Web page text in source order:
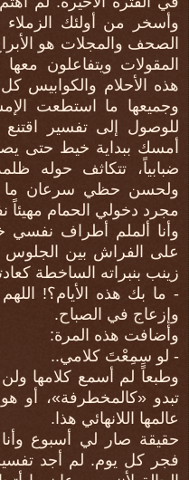
وأسخر من أولئك الزملاء
الصحف والمجلات هو
المقولات ويتفاعلون
هذه الأحلام والكوابيس
وجميعها ما استطعت
للوصول إلى تفسير
أمسك ببداية خيط حتى
ضبابياً، تتكاثف حوله
ولحسن حظي سرعان ما
مجرد دخولي الحمام
وأنا ألملم أطراف نفسي
على الفراش بين الجلوس
زينب بنبراته الساخطة
- ما بك هذه الأيام؟!
وإزعاج في الصباح.
وأضافت هذه المرة:
- لو سِمِعْتَ كلامي..
وطبعاً لم أسمع كلامها
تبدو «كالمخطرفة»، أو
عالمها اللانهائي هذا.
حقيقة صار لي أسبوع
فجر كل يوم. لم أجد